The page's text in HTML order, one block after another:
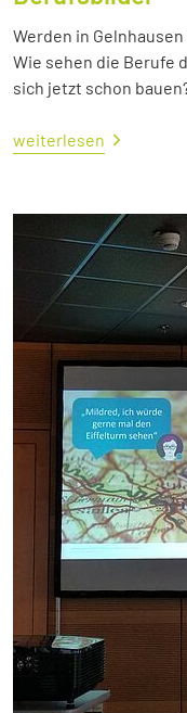
Werden in
Wie sehen die Berufe
sich jetzt schon
weiterlesen